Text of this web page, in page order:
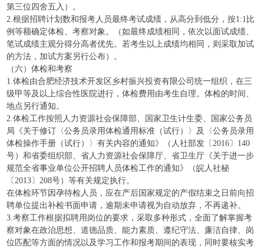
第三位四舍五入）。
2.根据招聘计划数和报考人员最终考试成绩，从高分到低分，按1:1比
例等额确定体检、考察对象。（如最终成绩相同，依次以面试成绩、
笔试成绩主观分得分高者优先。若考生以上成绩均相同，则采取加试
的方法，加试方案另行公布）。
（六）体检和考察
1.体检由合肥经济技术开发区乡村振兴投资有限公司统一组织，在三
级甲等及以上综合性医院进行，体检费用由考生自理。体检的时间、
地点另行通知。
2.体检工作按照人力资源社会保障部、国家卫生计生委、国家公务员
局《关于修订〈公务员录用体检通用标准（试行）〉及〈公务员录用
体检操作手册（试行）〉有关内容的通知》（人社部发〔2016〕140
号）和省委组织部、省人力资源社会保障厅、省卫生厅《关于进一步
规范全省事业单位公开招聘人员体检工作的通知》（皖人社秘
〔2013〕208号）等有关规定执行。
在体检环节因孕待检人员，应在产后国家规定的产假结束之日前向招
聘单位提出补检书面申请，逾期未申请视为自动放弃，不再递补。
3.考察工作根据拟聘用岗位的要求，采取多种形式，全面了解掌握考
察对象在政治思想、道德品质、能力素质、遵纪守法、廉洁自律、岗
位匹配等方面的情况以及学习工作和报考期间的表现，同时要核实考